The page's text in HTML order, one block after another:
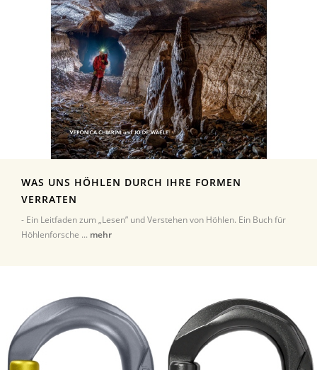
WAS UNS HÖHLEN DURCH IHRE FORMEN
VERRATEN
- Ein Leitfaden zum „Lesen” und Verstehen von Höhlen. Ein Buch für
Höhlenforsche ... mehr